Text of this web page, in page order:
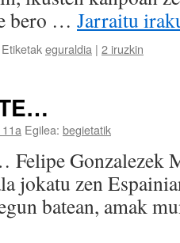
bero … Jarraitu
Etiketakeguraldia | 2 iruzkin
Egilea: begietatik
Gonzalezek
jokatu zen
batean, amak